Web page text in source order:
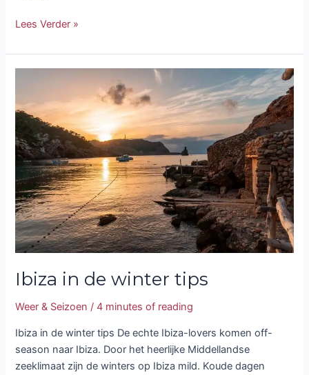
Lees Verder »
Ibiza in de winter tips
Weer & Seizoen /4 minutes of reading
Ibiza in de winter tips De echte Ibiza-lovers komen off-
season naar Ibiza. Door het heerlijke Middellandse
zeeklimaat zijn de winters op Ibiza mild. Koude dagen
de
winter
tips